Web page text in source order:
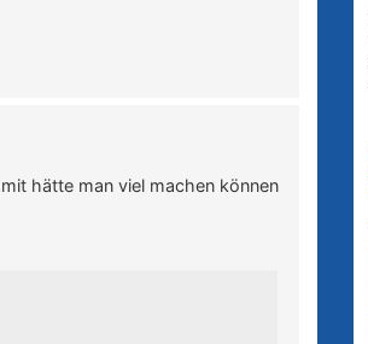
hätte man viel machen können